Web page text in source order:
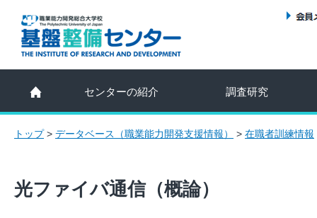
センターの紹介 調査研究
トップ> データベース（職業能力開発支援情報） > 在職者訓練情報
光ファイバ通信（概論）